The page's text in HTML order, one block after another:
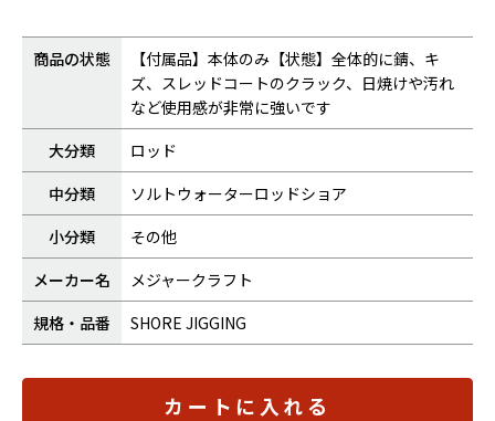
商品の状態
【付属品】本体のみ【状態】全体的に錆、キ
ズ、スレッドコートのクラック、日焼けや汚れ
など使用感が非常に強いです
大分類
ロッド
中分類
ソルトウォーターロッドショア
小分類
その他
メーカー名
メジャークラフト
規格・品番
SHORE JIGGING
カートに入れる